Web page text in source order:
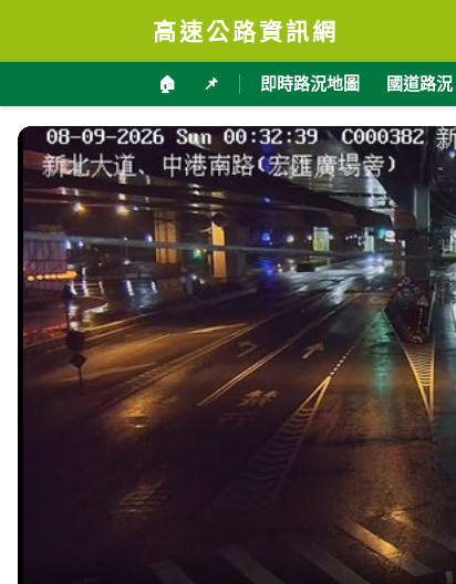
高速公路資訊網
🏠 📌 即時路況地圖 國道路況